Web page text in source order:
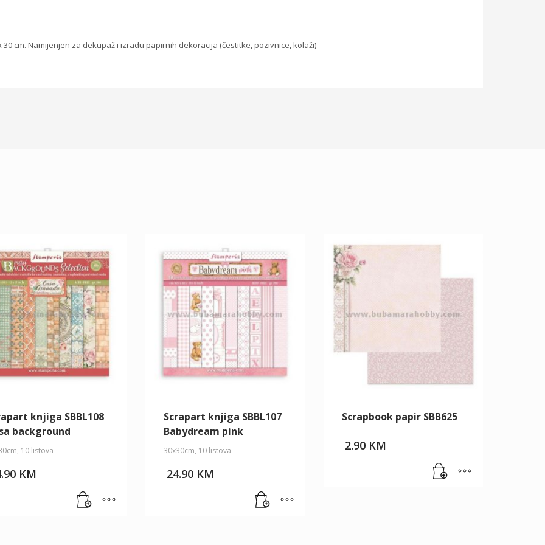
cm. Namijenjen za dekupaž i izradu papirnih dekoracija (čestitke, pozivnice, kolaži)
knjiga SBBL108
background
10 listova
KM
Scrapart knjiga SBBL107
Babydream pink
30x30cm, 10 listova
24.90 KM
Scrapbook papir SBB625
2.90 KM